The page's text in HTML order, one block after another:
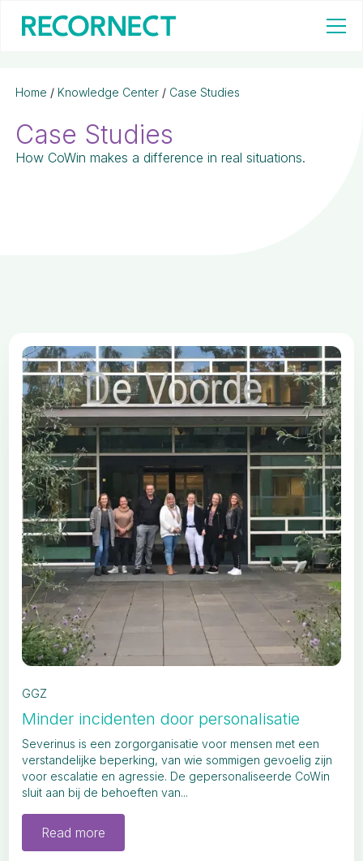
Home / Knowledge Center / Case Studies
Case Studies
How CoWin makes a difference in real situations.
GGZ
Minder incidenten door personalisatie
Severinus is een zorgorganisatie voor mensen met een
verstandelijke beperking, van wie sommigen gevoelig zijn
voor escalatie en agressie. De gepersonaliseerde CoWin
sluit aan bij de behoeften van...
Read more